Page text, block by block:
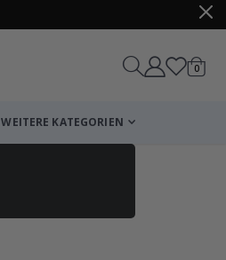
Wagen
0
WEITERE KATEGORIEN